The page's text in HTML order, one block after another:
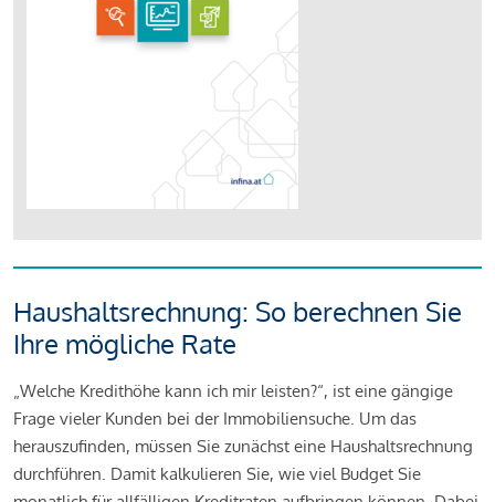
Haushaltsrechnung: So berechnen Sie
Ihre mögliche Rate
„Welche Kredithöhe kann ich mir leisten?“, ist eine gängige
Frage vieler Kunden bei der Immobiliensuche. Um das
herauszufinden, müssen Sie zunächst eine Haushaltsrechnung
durchführen. Damit kalkulieren Sie, wie viel Budget Sie